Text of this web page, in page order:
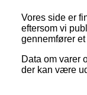
Vores side er
eftersom vi
gennemfører
Data om varer
der kan være